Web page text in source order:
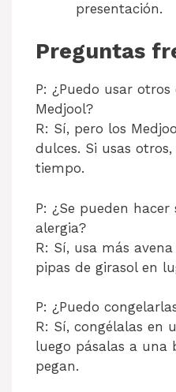
presentación.
Preguntas
P: ¿Puedo usar
Medjool?
R: Sí, pero los
dulces. Si usas
tiempo.
P: ¿Se pueden
alergia?
R: Sí, usa más
pipas de girasol en
P: ¿Puedo
R: Sí, congélalas en
luego pásalas a una
pegan.